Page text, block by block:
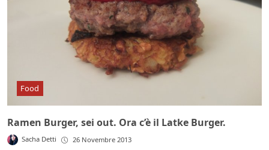
Food
Ramen Burger, sei out. Ora c’è il Latke Burger.
Sacha Detti 26 Novembre 2013